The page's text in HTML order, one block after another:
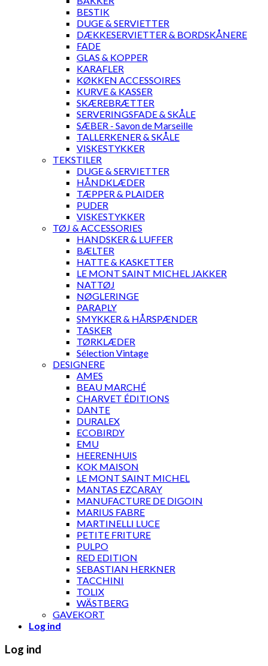
BESTIK
DUGE & SERVIETTER
DÆKKESERVIETTER & BORDSKÅNERE
FADE
GLAS & KOPPER
KARAFLER
KØKKEN ACCESSOIRES
KURVE & KASSER
SKÆREBRÆTTER
SERVERINGSFADE & SKÅLE
SÆBER - Savon de Marseille
TALLERKENER & SKÅLE
VISKESTYKKER
TEKSTILER
DUGE & SERVIETTER
HÅNDKLÆDER
TÆPPER & PLAIDER
PUDER
VISKESTYKKER
TØJ & ACCESSORIES
HANDSKER & LUFFER
BÆLTER
HATTE & KASKETTER
LE MONT SAINT MICHEL JAKKER
NATTØJ
NØGLERINGE
PARAPLY
SMYKKER & HÅRSPÆNDER
TASKER
TØRKLÆDER
Sélection Vintage
DESIGNERE
AMES
BEAU MARCHÉ
CHARVET ÉDITIONS
DANTE
DURALEX
ECOBIRDY
EMU
HEERENHUIS
KOK MAISON
LE MONT SAINT MICHEL
MANTAS EZCARAY
MANUFACTURE DE DIGOIN
MARIUS FABRE
MARTINELLI LUCE
PETITE FRITURE
PULPO
RED EDITION
SEBASTIAN HERKNER
TACCHINI
TOLIX
WÄSTBERG
GAVEKORT
Log ind
Log ind